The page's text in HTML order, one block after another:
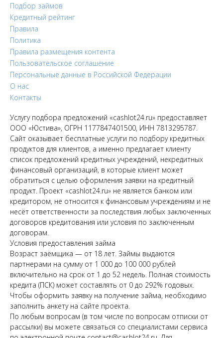
Подбор займов
Кредитный рейтинг
Правила
Политика
Правила размещения контента
Пользовательское соглашение
Персональные данные в Российской Федерации
О нас
Контакты
Услугу подбора предложений «cashlot24.ru» предоставляет
ООО «Юстива», ОГРН 1177847401500, ИНН 7813295787.
Сайт оказывает бесплатные услуги по подбору кредитных
продуктов для клиентов, а именно предлагает клиенту
список предложений кредитных учреждений, некредитных
финансовый организаций, в которые клиент может
обратиться с целью оформления заявки на кредитный
продукт. Проект «cashlot24.ru» не является банком или
кредитором, не относится к финансовым учреждениям и не
несёт ответственности за последствия любых заключенных
договоров кредитования или условия по заключенным
договорам.
Условия предоставления займа
Возраст заёмщика — от 18 лет. Займы выдаются
партнерами на сумму от 1 000 до 100 000 рублей
включительно на срок от 1 до 52 недель. Полная стоимость
кредита (ПСК) может составлять от 0 до 292% годовых.
Чтобы оформить заявку на получение займа, необходимо
заполнить анкету на сайте проекта.
По любым вопросам (в том числе по вопросам отписки от
рассылки) вы можете связаться со специалистами сервиса